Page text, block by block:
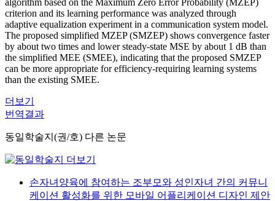
algorithm based on the Maximum Zero Error Probability (MZEP)
criterion and its learning performance was analyzed through
adaptive equalization experiment in a communication system model.
The proposed simplified MZEP (SMZEP) shows convergence faster
by about two times and lower steady-state MSE by about 1 dB than
the simplified MEE (SMEE), indicating that the proposed SMZEP
can be more appropriate for efficiency-requiring learning systems
than the existing SMEE.
더보기
번역결과
동일학술지(권/호) 다른 논문
손자녀양육에 참여하는 조부모와 성인자녀 간의 커뮤니
케이션 활성화를 위한 모바일 어플리케이션 디자인 제안